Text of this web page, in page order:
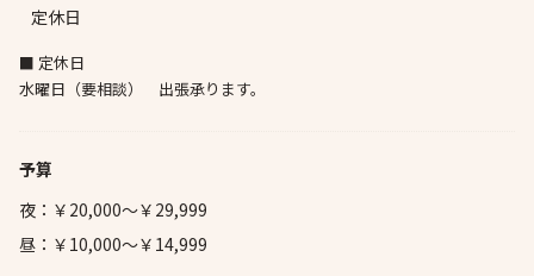
定休日
■ 定休日
水曜日（要相談） 出張承ります。
予算
夜：￥20,000～￥29,999
昼：￥10,000～￥14,999